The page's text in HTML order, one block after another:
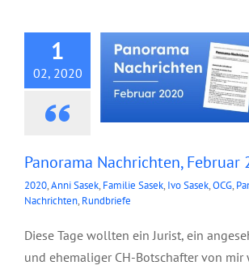
1
02, 2020
Panorama Nachrichten, Februar
2020,Anni Sasek, Familie Sasek, Ivo Sasek,OCG,
Nachrichten, Rundbriefe
Diese Tage wollten ein Jurist, ein
und ehemaliger CH-Botschafter von mir